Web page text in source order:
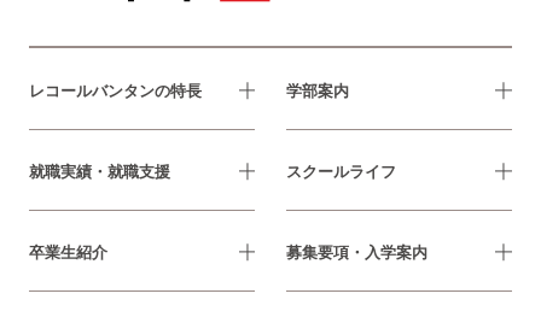
レコールバンタンの特長 学部案内
就職実績・就職支援 スクールライフ
卒業生紹介 募集要項・入学案内